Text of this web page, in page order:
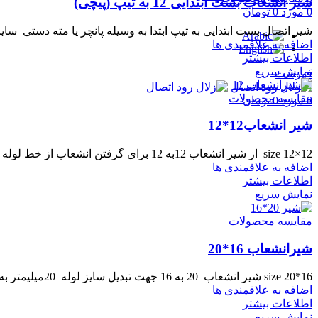
0 مورد 0 تومان
فهرست
0 مورد 0 تومان
شیر اتصال بست ابتدایی به تیپ ابتدا به وسیله پانچر یا مته دستی سایز 16 میلیمتر، لوله اصلی را
اضافه به علاقمندی ها
اطلاعات بیشتر
نمایش سریع
مقایسه محصولات
شیر انشعاب12*12
size 12×12 از شیر انشعاب 12به 12 برای گرفتن انشعاب از خط لوله اصلی یا به صورت رابط بین خط
اضافه به علاقمندی ها
اطلاعات بیشتر
نمایش سریع
مقایسه محصولات
شیرانشعاب 16*20
size 20*16 شیر انشعاب 20 به 16 جهت تبدیل سایز لوله 20میلیمتر به 16 میلیمتر و قطع و وصل کردن
اضافه به علاقمندی ها
اطلاعات بیشتر